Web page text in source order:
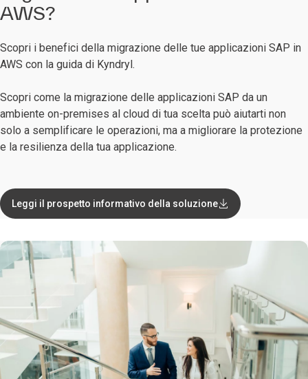
AWS?
Scopri i benefici della migrazione delle tue applicazioni SAP in
AWS con la guida di Kyndryl.
Scopri come la migrazione delle applicazioni SAP da un
ambiente on-premises al cloud di tua scelta può aiutarti non
solo a semplificare le operazioni, ma a migliorare la protezione
e la resilienza della tua applicazione.
Leggi il prospetto informativo della soluzione